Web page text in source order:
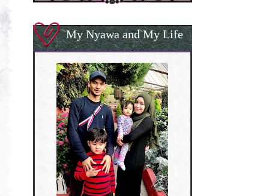
My Nyawa and My Life